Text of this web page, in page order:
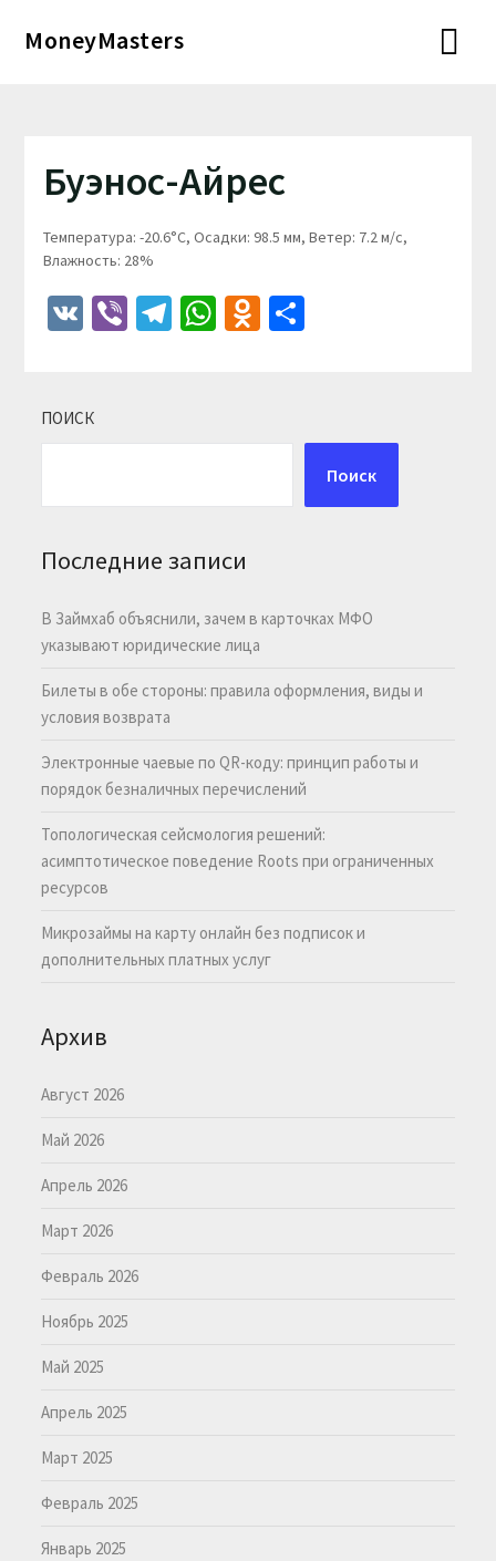
MoneyMasters
Буэнос-Айрес
Температура: -20.6°C, Осадки: 98.5 мм, Ветер: 7.2 м/с,
Влажность: 28%
VKViberTelegram
WhatsApp
Odnoklassniki
Отправить
ПОИСК
Поиск
Последние записи
В Займхаб объяснили, зачем в карточках МФО
указывают юридические лица
Билеты в обе стороны: правила оформления, виды и
условия возврата
Электронные чаевые по QR-коду: принцип работы и
порядок безналичных перечислений
Топологическая сейсмология решений:
асимптотическое поведение Roots при ограниченных
ресурсов
Микрозаймы на карту онлайн без подписок и
дополнительных платных услуг
Архив
Август 2026
Май 2026
Апрель 2026
Март 2026
Февраль 2026
Ноябрь 2025
Май 2025
Апрель 2025
Март 2025
Февраль 2025
Январь 2025